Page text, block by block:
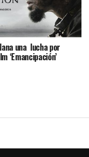
una lucha por
‘Emancipación’